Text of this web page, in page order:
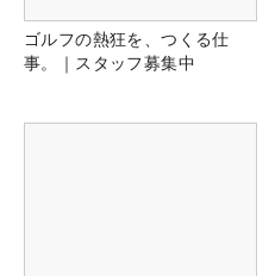
ゴルフの熱狂を、つくる仕
事。｜スタッフ募集中